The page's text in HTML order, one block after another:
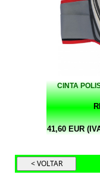
CINTA
41,60 EUR